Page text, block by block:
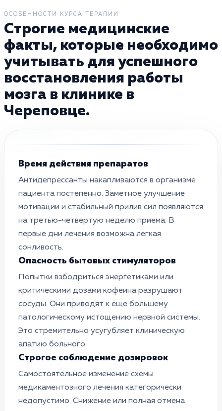
ОСОБЕННОСТИ КУРСА ТЕРАПИИ
Строгие медицинские
факты, которые необходимо
учитывать для успешного
восстановления работы
мозга в клинике в
Череповце.
Время действия препаратов
Антидепрессанты накапливаются в организме
пациента постепенно. Заметное улучшение
мотивации и стабильный прилив сил появляются
на третью-четвертую неделю приема. В
первые дни лечения возможна легкая
сонливость.
Опасность бытовых стимуляторов
Попытки взбодриться энергетиками или
критическими дозами кофеина разрушают
сосуды. Они приводят к еще большему
патологическому истощению нервной системы.
Это стремительно усугубляет клиническую
апатию больного.
Строгое соблюдение дозировок
Самостоятельное изменение схемы
медикаментозного лечения категорически
недопустимо. Снижение или полная отмена